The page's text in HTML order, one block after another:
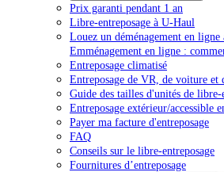
Prix garanti pendant 1 an
Libre-entreposage à U-Haul
Louez un déménagement en ligne
Emménagement en ligne :
Entreposage climatisé
Entreposage de VR, de voiture et
Guide des tailles d'unités de libre-
Entreposage extérieur/accessible
Payer ma facture d'entreposage
FAQ
Conseils sur le libre-entreposage
Fournitures d’entreposage